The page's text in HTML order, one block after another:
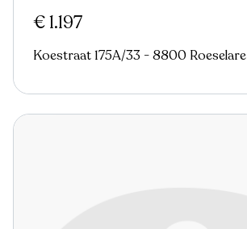
€ 1.197
Koestraat 175A/33 - 8800 Roeselare